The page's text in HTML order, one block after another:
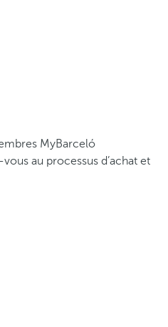
MyBarceló
au processus d’achat et